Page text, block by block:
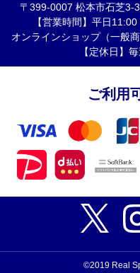
〒399-0007 松本市石芝3-
【営業時間】平日
オンラインショップ（一般
【定休日】
ご利用
©2019 Real